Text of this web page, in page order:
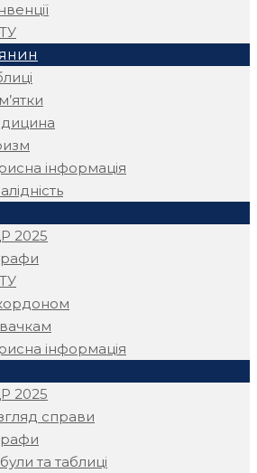
інформація
2025
інформація
2025
справи
та таблиці